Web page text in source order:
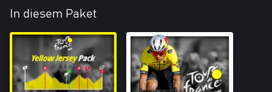
In diesem Paket